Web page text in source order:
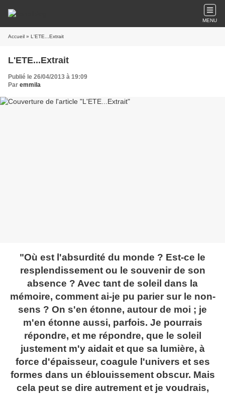
MENU
Accueil » L'ETE...Extrait
L'ETE...Extrait
Publié le 26/04/2013 à 19:09
Par emmila
"Où est l'absurdité du monde ? Est-ce le
resplendissement ou le souvenir de son
absence ? Avec tant de soleil dans la
mémoire, comment ai-je pu parier sur le non-
sens ? On s'en étonne, autour de moi ; je
m'en étonne aussi, parfois. Je pourrais
répondre, et me répondre, que le soleil
justement m'y aidait et que sa lumière, à
force d'épaisseur, coagule l'univers et ses
formes dans un éblouissement obscur. Mais
cela peut se dire autrement et je voudrais,